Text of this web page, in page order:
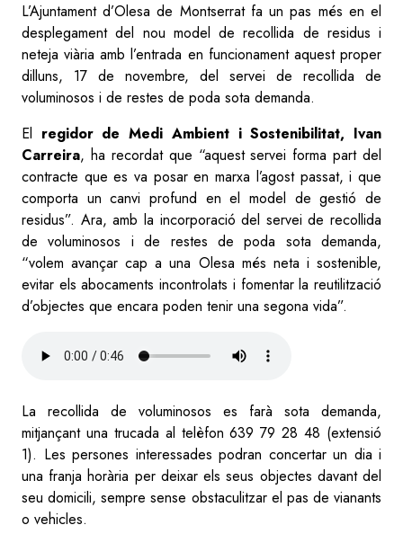
L’Ajuntament d’Olesa de Montserrat fa un pas més en el
desplegament del nou model de recollida de residus i
neteja viària amb l’entrada en funcionament aquest proper
dilluns, 17 de novembre, del servei de recollida de
voluminosos i de restes de poda sota demanda.
El regidor de Medi Ambient i Sostenibilitat, Ivan
Carreira, ha recordat que “aquest servei forma part del
contracte que es va posar en marxa l’agost passat, i que
comporta un canvi profund en el model de gestió de
residus”. Ara, amb la incorporació del servei de recollida
de voluminosos i de restes de poda sota demanda,
“volem avançar cap a una Olesa més neta i sostenible,
evitar els abocaments incontrolats i fomentar la reutilització
d’objectes que encara poden tenir una segona vida”.
La recollida de voluminosos es farà sota demanda,
mitjançant una trucada al telèfon 639 79 28 48 (extensió
1). Les persones interessades podran concertar un dia i
una franja horària per deixar els seus objectes davant del
seu domicili, sempre sense obstaculitzar el pas de vianants
o vehicles.